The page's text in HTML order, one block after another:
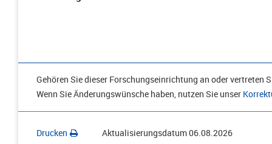
Gehören Sie dieser Forschungseinrichtung an oder vertreten
Wenn Sie Änderungswünsche haben, nutzen Sie unser
Drucken Aktualisierungsdatum06.08.2026